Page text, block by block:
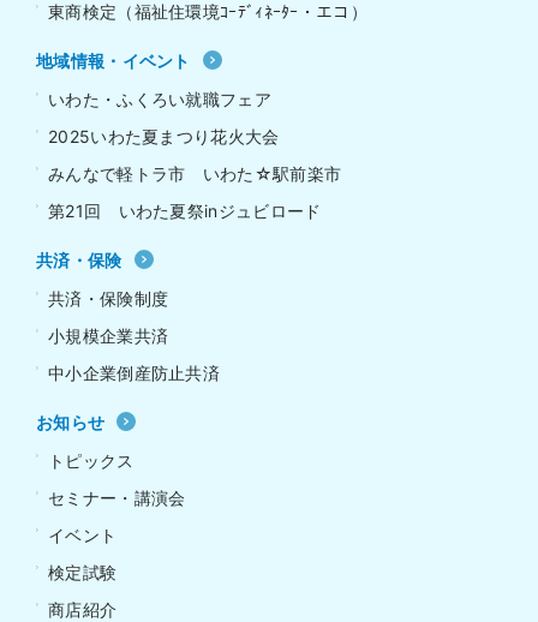
東商検定（福祉住環境ｺｰﾃﾞｨﾈｰﾀｰ・エコ）
地域情報・イベント
いわた・ふくろい就職フェア
2025いわた夏まつり花火大会
みんなで軽トラ市 いわた☆駅前楽市
第21回 いわた夏祭inジュビロード
共済・保険
共済・保険制度
小規模企業共済
中小企業倒産防止共済
お知らせ
トピックス
セミナー・講演会
イベント
検定試験
商店紹介